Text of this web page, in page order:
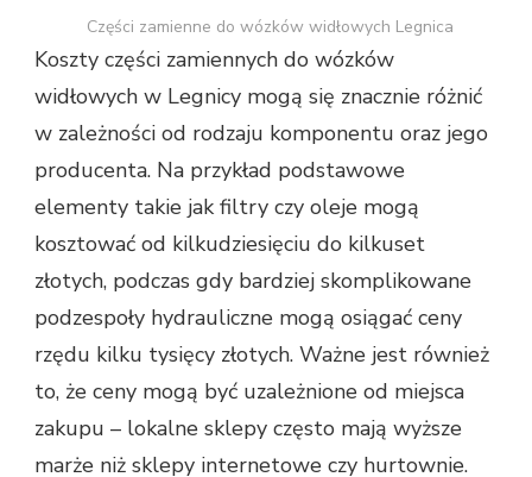
Części zamienne do wózków widłowych Legnica
Koszty części zamiennych do wózków
widłowych w Legnicy mogą się znacznie różnić
w zależności od rodzaju komponentu oraz jego
producenta. Na przykład podstawowe
elementy takie jak filtry czy oleje mogą
kosztować od kilkudziesięciu do kilkuset
złotych, podczas gdy bardziej skomplikowane
podzespoły hydrauliczne mogą osiągać ceny
rzędu kilku tysięcy złotych. Ważne jest również
to, że ceny mogą być uzależnione od miejsca
zakupu – lokalne sklepy często mają wyższe
marże niż sklepy internetowe czy hurtownie.